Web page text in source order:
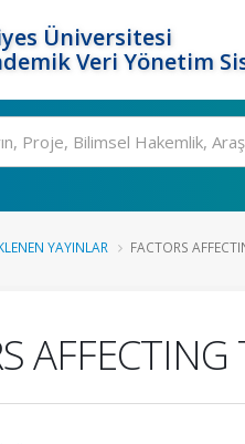
Üniversitesi
Veri Yönetim
YAYINLAR FACTORS